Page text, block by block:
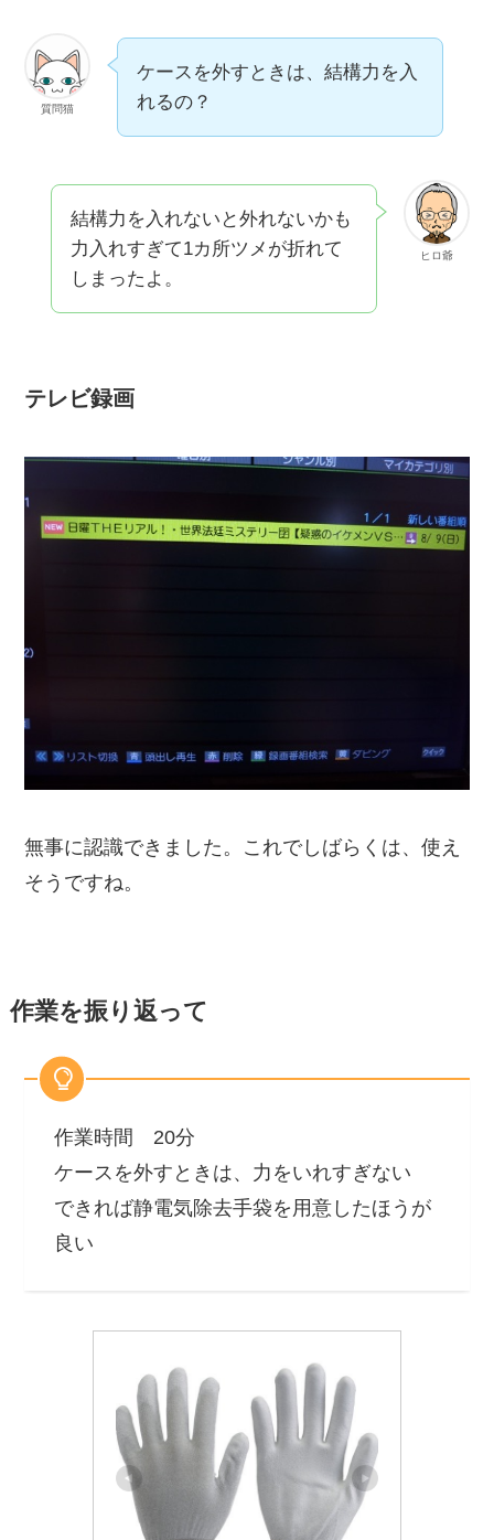
質問猫
ケースを外すときは、結構力を入
れるの？
ヒロ爺
結構力を入れないと外れないかも
力入れすぎて1カ所ツメが折れて
しまったよ。
テレビ録画
無事に認識できました。これでしばらくは、使え
そうですね。
作業を振り返って
作業時間 20分
ケースを外すときは、力をいれすぎない
できれば静電気除去手袋を用意したほうが
良い